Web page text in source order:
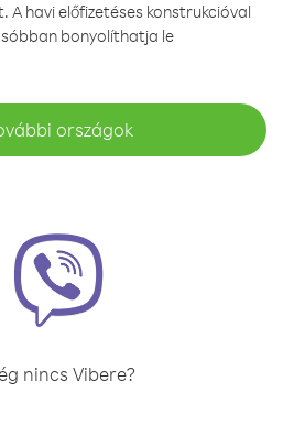
A havi előfizetéses konstrukcióval
bonyolíthatja le
országok
nincs Vibere?